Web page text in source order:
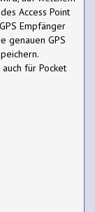
Access Point
Empfänger
genauen GPS
für Pocket